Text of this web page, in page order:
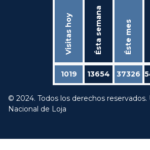
Visitas hoy Ésta semana Éste mes
1019 13654 37326
© 2024. Todos los derechos reservados.
Nacional de Loja